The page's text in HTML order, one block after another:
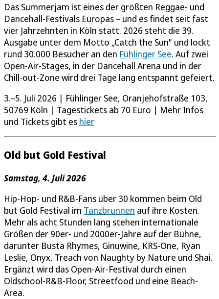
Das Summerjam ist eines der größten Reggae- und
Dancehall-Festivals Europas – und es findet seit fast
vier Jahrzehnten in Köln statt. 2026 steht die 39.
Ausgabe unter dem Motto „Catch the Sun" und lockt
rund 30.000 Besucher an den Fühlinger See. Auf zwei
Open-Air-Stages, in der Dancehall Arena und in der
Chill-out-Zone wird drei Tage lang entspannt gefeiert.
3.–5. Juli 2026 | Fühlinger See, Oranjehofstraße 103,
50769 Köln | Tagestickets ab 70 Euro | Mehr Infos
und Tickets gibt es hier
Old but Gold Festival
Samstag, 4. Juli 2026
Hip-Hop- und R&B-Fans über 30 kommen beim Old
but Gold Festival im Tanzbrunnen auf ihre Kosten.
Mehr als acht Stunden lang stehen internationale
Größen der 90er- und 2000er-Jahre auf der Bühne,
darunter Busta Rhymes, Ginuwine, KRS-One, Ryan
Leslie, Onyx, Treach von Naughty by Nature und Shai.
Ergänzt wird das Open-Air-Festival durch einen
Oldschool-R&B-Floor, Streetfood und eine Beach-
Area.